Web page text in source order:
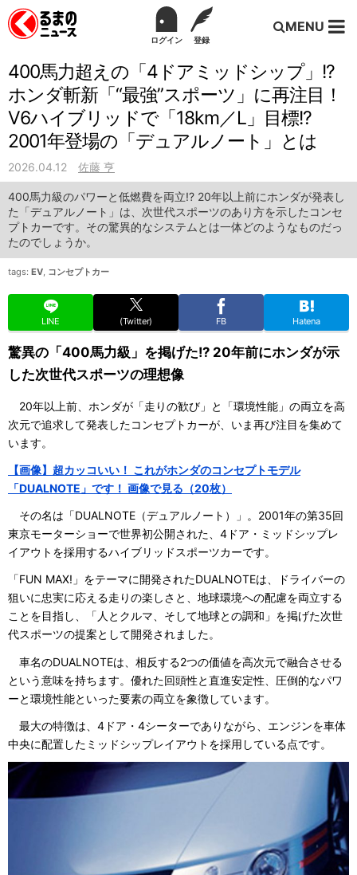
ログイン 登録
MENU
400馬力超えの「4ドアミッドシップ」!?
ホンダ斬新「“最強”スポーツ」に再注目！
V6ハイブリッドで「18km／L」目標!?
2001年登場の「デュアルノート」とは
2026.04.12 佐藤 亨
400馬力級のパワーと低燃費を両立!? 20年以上前にホンダが発表し
た「デュアルノート」は、次世代スポーツのあり方を示したコンセ
プトカーです。その驚異的なシステムとは一体どのようなものだっ
たのでしょうか。
tags: EV, コンセプトカー
LINE (Twitter) FB Hatena
驚異の「400馬力級」を掲げた!? 20年前にホンダが示
した次世代スポーツの理想像
20年以上前、ホンダが「走りの歓び」と「環境性能」の両立を高
次元で追求して発表したコンセプトカーが、いま再び注目を集めて
います。
【画像】超カッコいい！ これがホンダのコンセプトモデル
「DUALNOTE」です！ 画像で見る（20枚）
その名は「DUALNOTE（デュアルノート）」。2001年の第35回
東京モーターショーで世界初公開された、4ドア・ミッドシップレ
イアウトを採用するハイブリッドスポーツカーです。
「FUN MAX!」をテーマに開発されたDUALNOTEは、ドライバーの
狙いに忠実に応える走りの楽しさと、地球環境への配慮を両立する
ことを目指し、「人とクルマ、そして地球との調和」を掲げた次世
代スポーツの提案として開発されました。
車名のDUALNOTEは、相反する2つの価値を高次元で融合させる
という意味を持ちます。優れた回頭性と直進安定性、圧倒的なパワ
ーと環境性能といった要素の両立を象徴しています。
最大の特徴は、4ドア・4シーターでありながら、エンジンを車体
中央に配置したミッドシップレイアウトを採用している点です。